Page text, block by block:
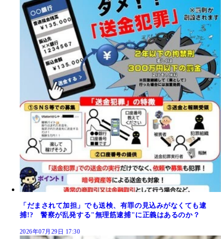
「だまされて加担」でも送検、有罪の見込みがなくても逮
捕!? 警察が乱発する"無理筋逮捕"に正義はあるのか？
2026年07月29日 17:30